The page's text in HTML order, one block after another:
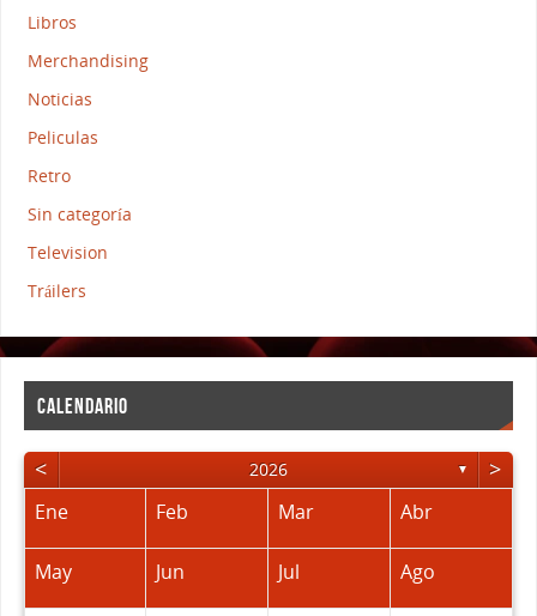
Libros
Merchandising
Noticias
Peliculas
Retro
Sin categoría
Television
Tráilers
CALENDARIO
< 2026 ▼ >
Ene Feb Mar Abr
May Jun Jul Ago